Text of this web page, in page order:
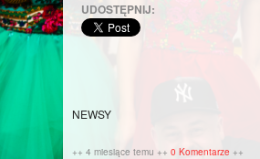
UDOSTĘPNIJ:
NEWSY
++ 4 miesiące temu ++ 0 Komentarze ++